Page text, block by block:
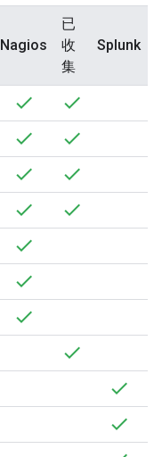
Nagios
已
收
集
Splunk